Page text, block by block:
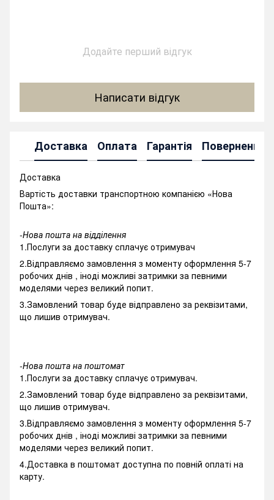
Додайте перший відгук
Написати відгук
Доставка Оплата Гарантія Повернення
Доставка
Вартість доставки транспортною компанією «Нова
Пошта»:
-Нова пошта на відділення
1.Послуги за доставку сплачує отримувач
2.Відправляємо замовлення з моменту оформлення 5-7
робочих днів , іноді можливі затримки за певними
моделями через великий попит.
3.Замовлений товар буде відправлено за реквізитами,
що лишив отримувач.
-Нова пошта на поштомат
1.Послуги за доставку сплачує отримувач.
2.Замовлений товар буде відправлено за реквізитами,
що лишив отримувач.
3.Відправляємо замовлення з моменту оформлення 5-7
робочих днів , іноді можливі затримки за певними
моделями через великий попит.
4.Доставка в поштомат доступна по повній оплаті на
карту.